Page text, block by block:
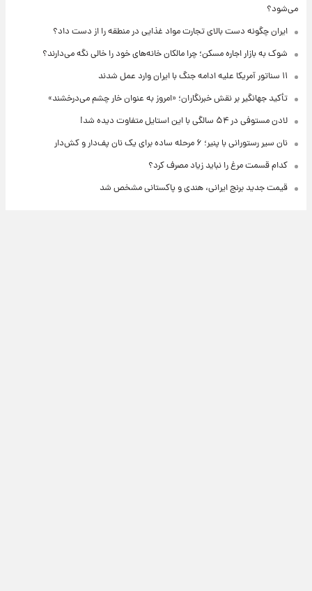
می‌شود؟
ایران چگونه دست بالای تجارت مواد غذایی در منطقه را از دست داد؟
شوک به بازار اجاره مسکن؛ چرا مالکان خانه‌های خود را خالی نگه می‌دارند؟
۱۱ سناتور آمریکا علیه ادامه جنگ با ایران وارد عمل شدند
تأکید جهانگیر بر نقش خبرنگاران؛ «امروز به عنوان خار چشم می‌درخشند»
لادن مستوفی در ۵۴ سالگی با این استایل متفاوت دیده شد!
نان سیر رستورانی با پنیر؛ ۶ مرحله ساده برای یک نان پف‌دار و کش‌دار
کدام قسمت مرغ را نباید زیاد مصرف کرد؟
قیمت جدید برنج ایرانی، هندی و پاکستانی مشخص شد